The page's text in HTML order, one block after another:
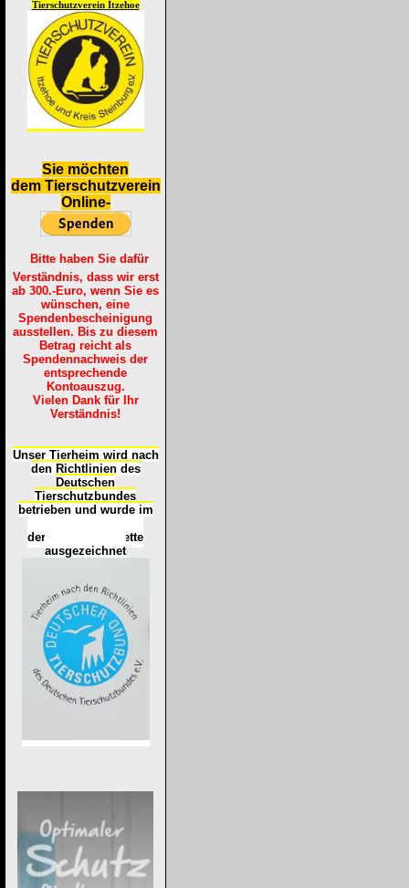
Tierschutzverein Itzehoe
Sie möchten
dem Tierschutzverein
Online-
Bitte haben Sie dafür
Verständnis, dass wir erst
ab 300.-Euro, wenn Sie es
wünschen, eine
Spendenbescheinigung
ausstellen. Bis zu diesem
Betrag reicht als
Spendennachweis der
entsprechende
Kontoauszug.
Vielen Dank für Ihr
Verständnis!
Unser Tierheim wird nach
den Richtlinien des
Deutschen
Tierschutzbundes
betrieben und wurde im
der
Tierheimplakette
ausgezeichnet